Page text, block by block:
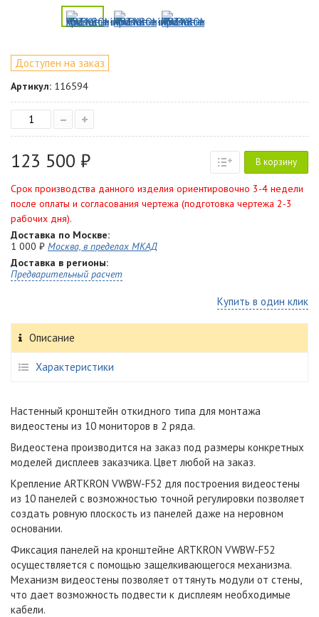
Доступен на заказ
Артикул: 116594
– +
123 500 ₽ В корзину
Срок производства данного изделия ориентировочно 3-4 недели
после оплаты и согласования чертежа (подготовка чертежа 2-3
рабочих дня).
Доставка по Москве:
1 000 ₽ Москва, в пределах МКАД
Доставка в регионы:
Предварительный расчет
Купить в один клик
Описание
Характеристики
Настенный кронштейн откидного типа для монтажа
видеостены из 10 мониторов в 2 ряда.
Видеостена производится на заказ под размеры конкретных
моделей дисплеев заказчика. Цвет любой на заказ.
Крепление ARTKRON VWBW-F52 для построения видеостены
из 10 панелей с возможностью точной регулировки позволяет
создать ровную плоскость из панелей даже на неровном
основании.
Фиксация панелей на кронштейне ARTKRON VWBW-F52
осуществляется с помощью защелкивающегося механизма.
Механизм видеостены позволяет оттянуть модули от стены,
что дает возможность подвести к дисплеям необходимые
кабели.